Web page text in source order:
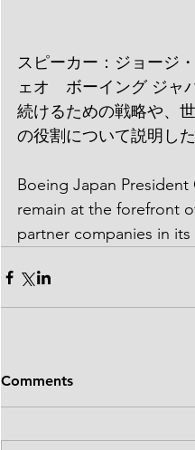
スピーカー：ジョージ
ェオ　ボーイング ジャ
続けるための戦略や、
の役割について説明した
Boeing Japan
remain at the forefront
partner companies in
Comments